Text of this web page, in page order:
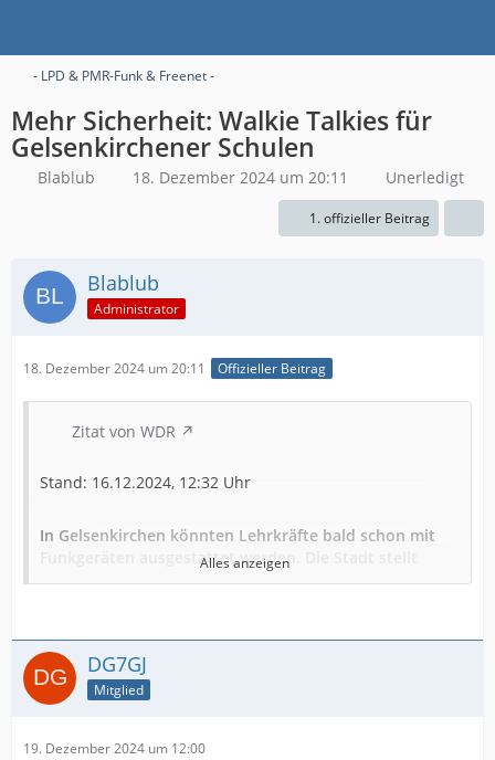
- LPD & PMR-Funk & Freenet -
Mehr Sicherheit: Walkie Talkies für
Gelsenkirchener Schulen
Blablub 18. Dezember 2024 um 20:11 Unerledigt
1. offizieller Beitrag
Blablub
Administrator
18. Dezember 2024 um 20:11 Offizieller Beitrag
Zitat von WDR
Stand: 16.12.2024, 12:32 Uhr
In Gelsenkirchen könnten Lehrkräfte bald schon mit
Funkgeräten ausgestattet werden. Die Stadt stellt
dafür jetzt Gelder bereit.
Gewaltpotential". Falls zum Beispiel Lehrerinnen und
Lehrer bei Konfliktsituationen auf dem Schulhof schnell
Verstärkung herbeiholen müssen, könnten sie das über
Alles anzeigen
DG7GJ
Mitglied
19. Dezember 2024 um 12:00